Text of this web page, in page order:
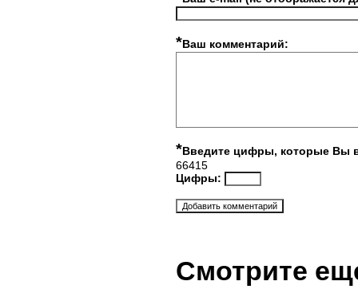
*Ваш комментарий:
*Введите цифры, которые Вы
66415
Цифры:
Смотрите